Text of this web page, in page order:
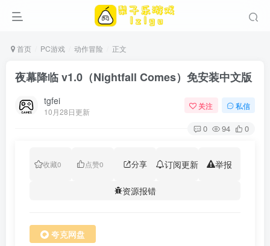
首页 PC游戏 动作冒险 正文
夜幕降临 v1.0（Nightfall Comes）免安装中文版
tgfei
10月28日更新
关注 私信
0 94 0
收藏0 点赞0 分享 订阅更新 举报
资源报错
夸克网盘